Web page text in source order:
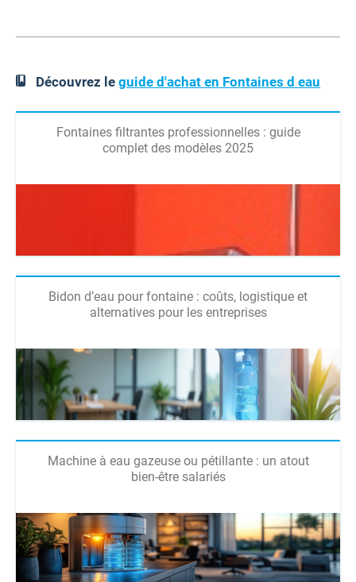
Découvrez leguide d'achat en Fontaines d eau
Fontaines filtrantes professionnelles : guide
complet des modèles 2025
Bidon d’eau pour fontaine : coûts, logistique et
alternatives pour les entreprises
Machine à eau gazeuse ou pétillante : un atout
bien-être salariés